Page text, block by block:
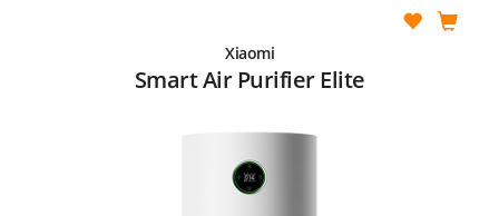
Xiaomi
Smart Air Purifier Elite